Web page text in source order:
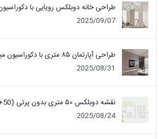
طراحی خانه دوبلکس رویایی با
2025/09/07
طراحی آپارتمان ۸۵ متری با دکوراسیون مینیمال
2025/08/31
نقشه دوبلکس ۵۰ متری بدون پرتی (50+50)
2025/08/24